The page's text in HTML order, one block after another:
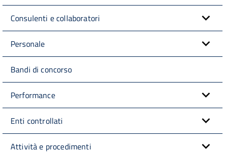
Consulenti e collaboratori
Personale
Bandi di concorso
Performance
Enti controllati
Attività e procedimenti